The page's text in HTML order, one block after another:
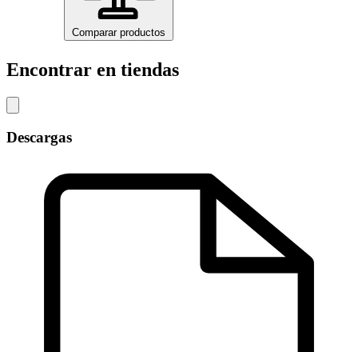
Comparar productos
Encontrar en tiendas
Descargas